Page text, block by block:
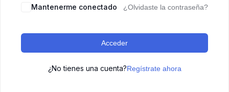
Mantenerme conectado ¿Olvidaste la contraseña?
Acceder
¿No tienes una cuenta?Regístrate ahora